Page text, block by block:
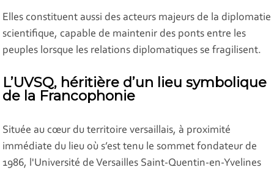
Elles constituent aussi des acteurs majeurs de la diplomatie
scientifique, capable de maintenir des ponts entre les
peuples lorsque les relations diplomatiques se fragilisent.
L’UVSQ, héritière d’un lieu symbolique
de la Francophonie
Située au cœur du territoire versaillais, à proximité
immédiate du lieu où s’est tenu le sommet fondateur de
1986, l'Université de Versailles Saint‑Quentin‑en‑Yvelines